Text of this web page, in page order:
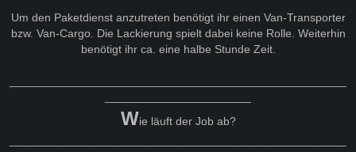
Um den Paketdienst anzutreten benötigt ihr einen Van-Transporter
bzw. Van-Cargo. Die Lackierung spielt dabei keine Rolle. Weiterhin
benötigt ihr ca. eine halbe Stunde Zeit.
Wie läuft der Job ab?